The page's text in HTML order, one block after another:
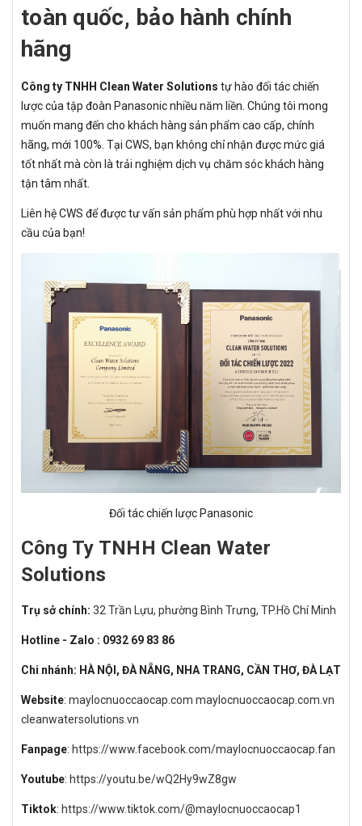
toàn quốc, bảo hành chính
hãng
Công ty TNHH Clean Water Solutions tự hào đối tác chiến
lược của tập đoàn Panasonic nhiều năm liền. Chúng tôi mong
muốn mang đến cho khách hàng sản phẩm cao cấp, chính
hãng, mới 100%. Tại CWS, bạn không chỉ nhận được mức giá
tốt nhất mà còn là trải nghiệm dịch vụ chăm sóc khách hàng
tận tâm nhất.
Liên hệ CWS để được tư vấn sản phẩm phù hợp nhất với nhu
cầu của bạn!
Đối tác chiến lược Panasonic
Công Ty TNHH Clean Water
Solutions
Trụ sở chính: 32 Trần Lựu, phường Bình Trưng, TP.Hồ Chí Minh
Hotline - Zalo : 0932 69 83 86
Chi nhánh: HÀ NỘI, ĐÀ NẴNG, NHA TRANG, CẦN THƠ, ĐÀ LẠT
Website: maylocnuoccaocap.com maylocnuoccaocap.com.vn
cleanwatersolutions.vn
Fanpage: https://www.facebook.com/maylocnuoccaocap.fan
Youtube: https://youtu.be/wQ2Hy9wZ8gw
Tiktok: https://www.tiktok.com/@maylocnuoccaocap1